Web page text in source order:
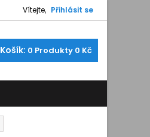
Vítejte, Přihlásit se
Košík: 0 Produkty 0 Kč